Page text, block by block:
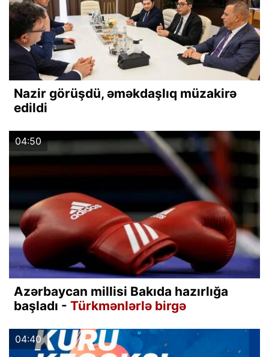
Nazir görüşdü, əməkdaşlıq müzakirə
edildi
04:50
Azərbaycan millisi Bakıda hazırlığa
başladı - Türkmənlərlə birgə
04:40